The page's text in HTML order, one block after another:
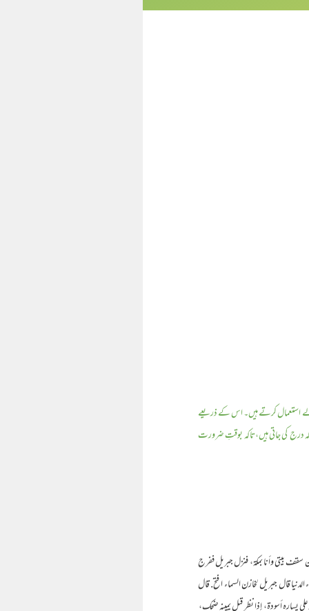
استعمال کرتے ہیں۔ اس کے ذریعے
درج کی جاتی ہیں،تاکہ بوقتِ ضرورت
بيتي وأنا بمكة،‏‏‏‏ ‏‏‏‏ فنزل جبريل ففرج
قال جبريل لخازن السماء افتح‏.‏ قال
يساره أسودة،‏‏‏‏ ‏‏‏‏ إذا نظر قبل يمينه ضحك،‏‏‏‏